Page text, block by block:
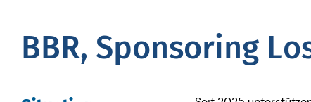
BBR, Spon­so­ring